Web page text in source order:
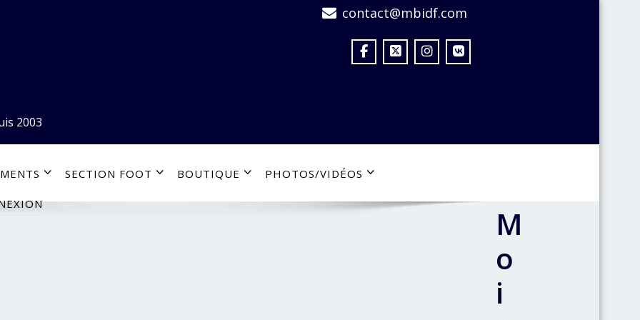
2003
contact@mbidf.com
SECTION FOOT BOUTIQUE PHOTOS/VIDÉOS
M
o
i